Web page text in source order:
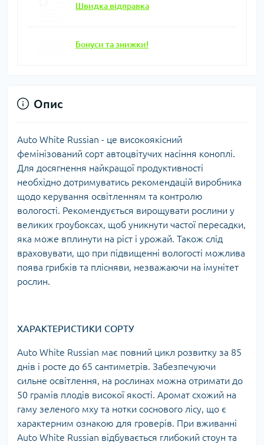
Швидка відправка
Бонуси та знижки!
Опис
Auto White Russian - це високоякісний
фемінізований сорт автоцвітучих насіння коноплі.
Для досягнення найкращої продуктивності
необхідно дотримуватись рекомендацій виробника
щодо керування освітленням та контролю
вологості. Рекомендується вирощувати рослини у
великих гроубоксах, щоб уникнути частої пересадки,
яка може вплинути на ріст і урожай. Також слід
враховувати, що при підвищенні вологості можлива
поява грибків та плісняви, незважаючи на імунітет
рослин.
ХАРАКТЕРИСТИКИ СОРТУ
Auto White Russian має повний цикл розвитку за 85
днів і росте до 65 сантиметрів. Забезпечуючи
сильне освітлення, на рослинах можна отримати до
50 грамів плодів високої якості. Аромат схожий на
гаму зеленого мху та нотки соснового лісу, що є
характерним ознакою для гроверів. При вживанні
Auto White Russian відбувається глибокий стоун та